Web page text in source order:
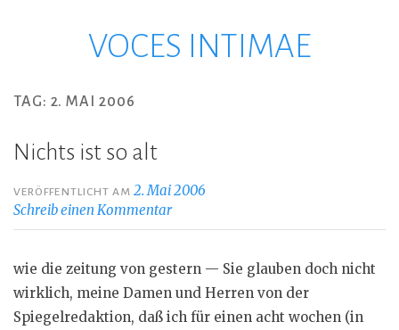
VOCES INTIMAE
TAG: 2. MAI 2006
Nichts ist so alt
VERÖFFENTLICHT AM2. Mai 2006
Schreib einen Kommentar
wie die zeitung von gestern — Sie glauben doch nicht
wirklich, meine Damen und Herren von der
Spiegelredaktion, daß ich für einen acht wochen (in